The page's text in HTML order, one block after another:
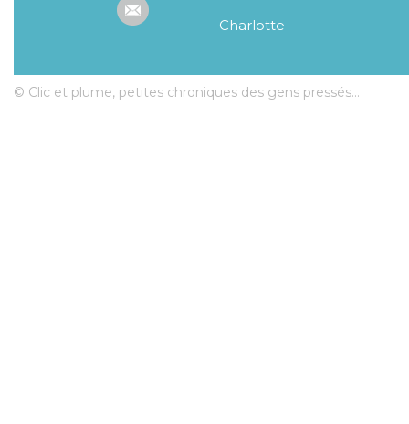
Charlotte
© Clic et plume, petites chroniques des gens pressés...